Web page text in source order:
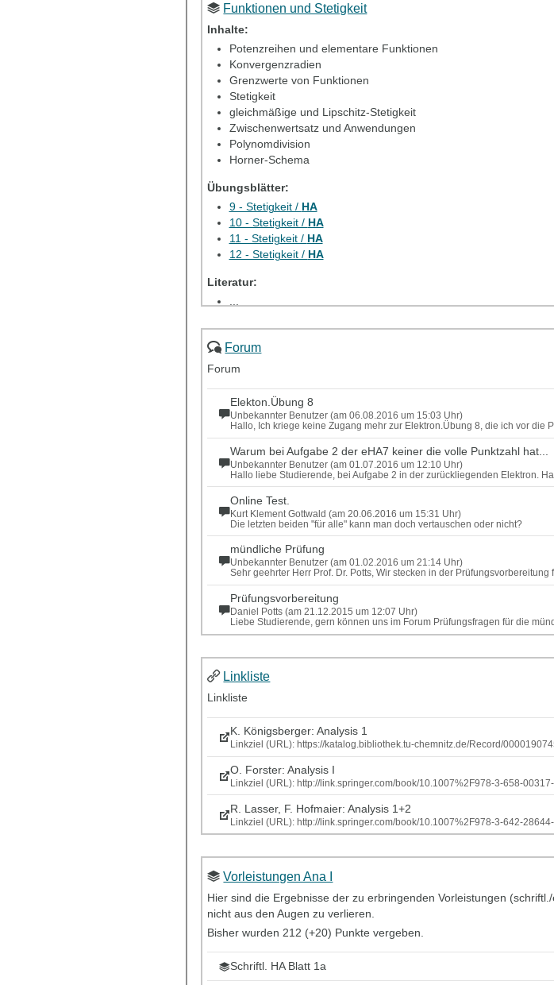
Elektron. Übung 3
Funktionen und Stetigkeit
Inhalte:
Potenzreihen und elementare Funktionen
Konvergenzradien
Grenzwerte von Funktionen
Stetigkeit
gleichmäßige und Lipschitz-Stetigkeit
Zwischenwertsatz und Anwendungen
Polynomdivision
Horner-Schema
Übungsblätter:
9 - Stetigkeit / HA
10 - Stetigkeit / HA
11 - Stetigkeit / HA
12 - Stetigkeit / HA
Literatur:
Forum
Forum
Elekton.Übung 8
Unbekannter Benutzer (am 06.08.2016 um 15:03 Uhr)
Hallo, Ich kriege keine Zugang mehr zur Elektron.Übung 8, die ich vor die
Warum bei Aufgabe 2 der eHA7 keiner die volle Punktzahl hat...
Unbekannter Benutzer (am 01.07.2016 um 12:10 Uhr)
Hallo liebe Studierende, bei Aufgabe 2 in der zurückliegenden Elektron.
Online Test.
Kurt Klement Gottwald (am 20.06.2016 um 15:31 Uhr)
Die letzten beiden "für alle" kann man doch vertauschen oder nicht?
mündliche Prüfung
Unbekannter Benutzer (am 01.02.2016 um 21:14 Uhr)
Sehr geehrter Herr Prof. Dr. Potts, Wir stecken in der
Prüfungsvorbereitung
Daniel Potts (am 21.12.2015 um 12:07 Uhr)
Liebe Studierende, gern können uns im Forum Prüfungsfragen für die
Linkliste
Linkliste
K. Königsberger: Analysis 1
Linkziel (URL): https://katalog.bibliothek.tu-chemnitz.de/Record/
O. Forster: Analysis I
Linkziel (URL): http://link.springer.com/book/10.1007%2F978-3-658-
R. Lasser, F. Hofmaier: Analysis 1+2
Linkziel (URL): http://link.springer.com/book/10.1007%2F978-3-642-
Vorleistungen Ana I
Hier sind die Ergebnisse der zu erbringenden Vorleistungen
nicht aus den Augen zu verlieren.
Bisher wurden 212 (+20) Punkte vergeben.
Schriftl. HA Blatt 1a